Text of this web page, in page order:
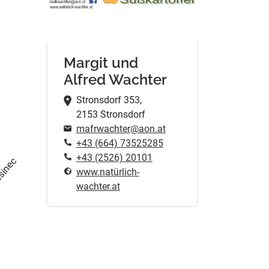
Margit und
Alfred Wachter
Stronsdorf 353,
2153 Stronsdorf
mafrwachter@aon.at
+43 (664) 73525285
+43 (2526) 20101
www.natürlich-
wachter.at